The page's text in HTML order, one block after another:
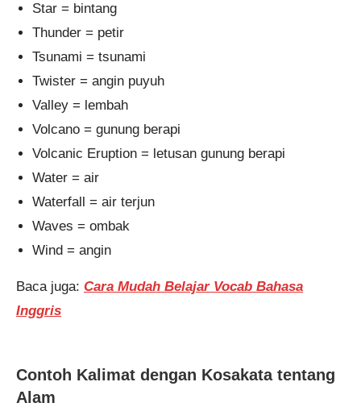
Star = bintang
Thunder = petir
Tsunami = tsunami
Twister = angin puyuh
Valley = lembah
Volcano = gunung berapi
Volcanic Eruption = letusan gunung berapi
Water = air
Waterfall = air terjun
Waves = ombak
Wind = angin
Baca juga: Cara Mudah Belajar Vocab Bahasa
Inggris
Contoh Kalimat dengan Kosakata tentang
Alam